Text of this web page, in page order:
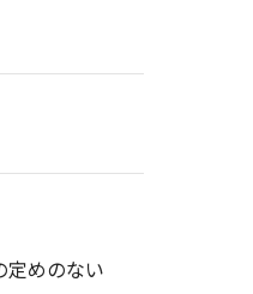
定めのない